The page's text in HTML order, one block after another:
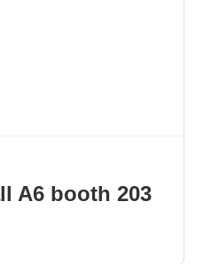
A6 booth 203